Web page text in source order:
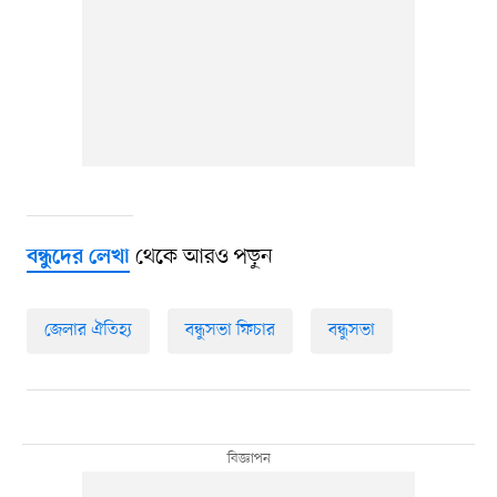
বন্ধুদের লেখাথেকে আরও পড়ুন
জেলার ঐতিহ্য বন্ধুসভা ফিচার বন্ধুসভা